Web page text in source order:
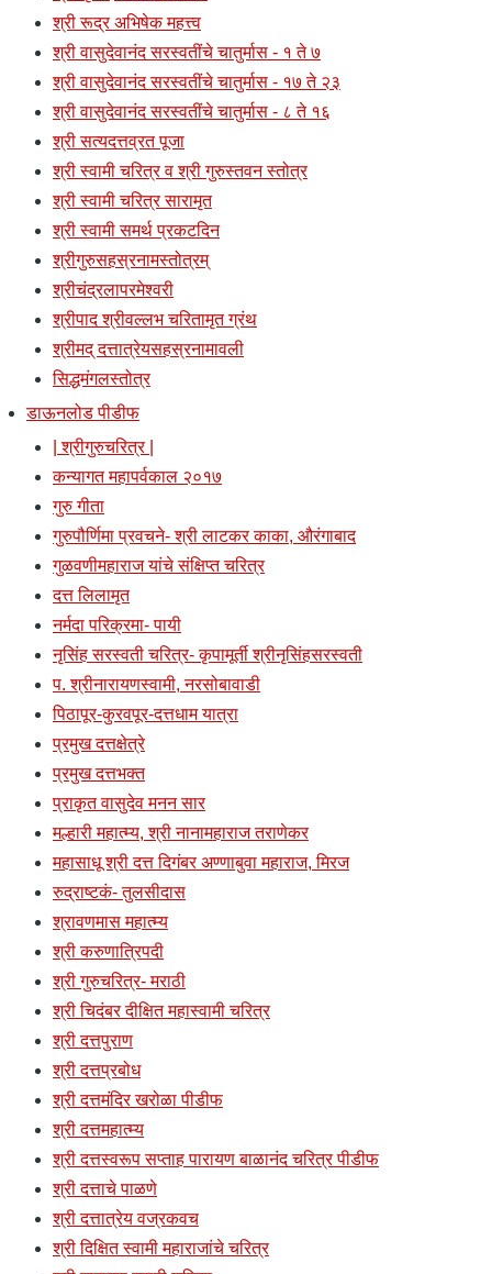
श्री रूद्र अभिषेक महत्त्व
श्री वासुदेवानंद सरस्वतींचे चातुर्मास - १ ते ७
श्री वासुदेवानंद सरस्वतींचे चातुर्मास - १७ ते २३
श्री वासुदेवानंद सरस्वतींचे चातुर्मास - ८ ते १६
श्री सत्यदत्तव्रत पूजा
श्री स्वामी चरित्र व श्री गुरुस्तवन स्तोत्र
श्री स्वामी चरित्र सारामृत
श्री स्वामी समर्थ प्रकटदिन
श्रीगुरुसहस्रनामस्तोत्रम्
श्रीचंद्रलापरमेश्वरी
श्रीपाद श्रीवल्लभ चरितामृत ग्रंथ
श्रीमद् दत्तात्रेयसहस्रनामावली
सिद्धमंगलस्तोत्र
डाऊनलोड पीडीफ
| श्रीगुरुचरित्र |
कन्यागत महापर्वकाल २०१७
गुरु गीता
गुरुपौर्णिमा प्रवचने- श्री लाटकर काका, औरंगाबाद
गुळवणीमहाराज यांचे संक्षिप्त चरित्र
दत्त लिलामृत
नर्मदा परिक्रमा- पायी
नृसिंह सरस्वती चरित्र- कृपामूर्ती श्रीनृसिंहसरस्वती
प. श्रीनारायणस्वामी, नरसोबावाडी
पिठापूर-कुरवपूर-दत्तधाम यात्रा
प्रमुख दत्तक्षेत्रे
प्रमुख दत्तभक्त
प्राकृत वासुदेव मनन सार
मल्हारी महात्म्य, श्री नानामहाराज तराणेकर
महासाधू श्री दत्त दिगंबर अण्णाबुवा महाराज, मिरज
रुद्राष्टकं- तुलसीदास
श्रावणमास महात्म्य
श्री करुणात्रिपदी
श्री गुरुचरित्र- मराठी
श्री चिदंबर दीक्षित महास्वामी चरित्र
श्री दत्तपुराण
श्री दत्तप्रबोध
श्री दत्तमंदिर खरोळा पीडीफ
श्री दत्तमहात्म्य
श्री दत्तस्वरूप सप्ताह पारायण बाळानंद चरित्र पीडीफ
श्री दत्ताचे पाळणे
श्री दत्तात्रेय वज्रकवच
श्री दिक्षित स्वामी महाराजांचे चरित्र